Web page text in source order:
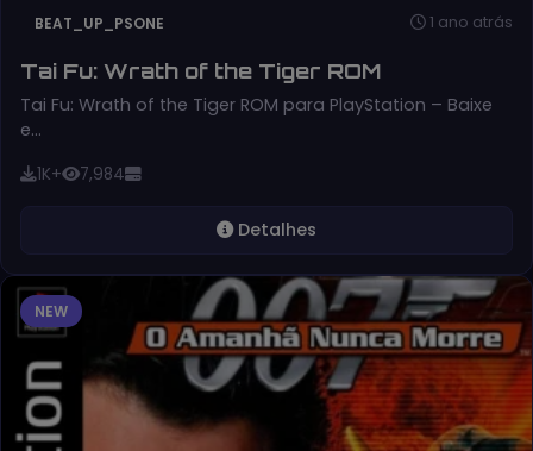
BEAT_UP_PSONE 1 ano atrás
Tai Fu: Wrath of the Tiger ROM
Tai Fu: Wrath of the Tiger ROM para PlayStation – Baixe
e…
1K+ 7,984
Detalhes
NEW